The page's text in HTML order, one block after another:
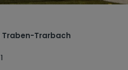
Traben-Trarbach
1